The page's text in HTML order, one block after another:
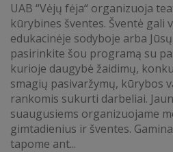
UAB “Vėjų fėja“ organizuoja
kūrybines šventes. Šventė gali
edukacinėje sodyboje arba
pasirinkite šou programą su
kurioje daugybė žaidimų,
smagių pasivaržymų, kūrybos
rankomis sukurti darbeliai.
suaugusiems organizuojame
gimtadienius ir šventes.
tapome ant...